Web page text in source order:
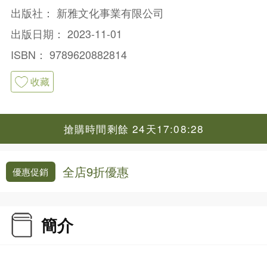
出版社： 新雅文化事業有限公司
出版日期： 2023-11-01
ISBN： 9789620882814
收藏
搶購時間剩餘 24天17:08:28
優惠促銷 全店9折優惠
簡介